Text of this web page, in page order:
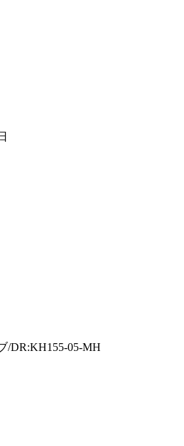
/DR:KH155-05-MH